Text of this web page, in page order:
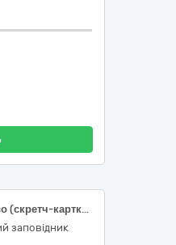
Бензин А 95, дизельне паливо (скретч-картки/талони)
заповідник